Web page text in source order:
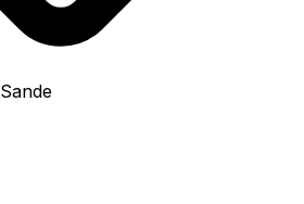
Sande